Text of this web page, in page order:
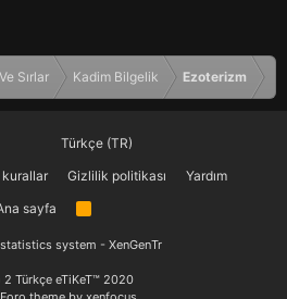
Sırlar Kadim Bilgelik Ezoterizm
Türkçe (TR)
Gizlilik politikası
Yardım
sayfa
R
system - XenGenTr
2 Türkçe eTiKeT™ 2020